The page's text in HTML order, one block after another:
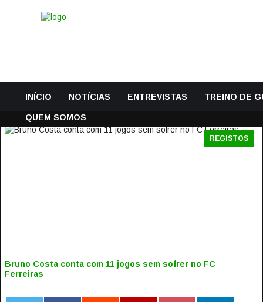
INÍCIO NOTÍCIAS ENTREVISTAS TREINO DE
QUEM SOMOS
REGISTOS
Bruno Costa conta com 11 jogos sem sofrer no FC
Ferreiras